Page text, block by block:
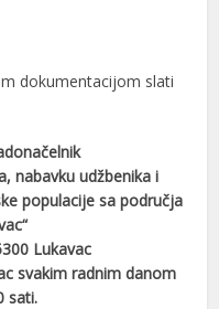
dokumentacijom slati
nabavku udžbenika i
populacije sa područja
Lukavac
svakim radnim danom
sati.